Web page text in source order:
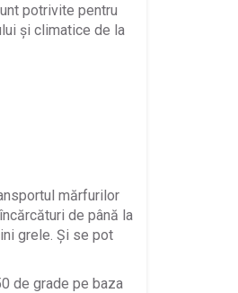
potrivite pentru
și climatice de la
mărfurilor
de până la
grele. Și se pot
de grade pe baza